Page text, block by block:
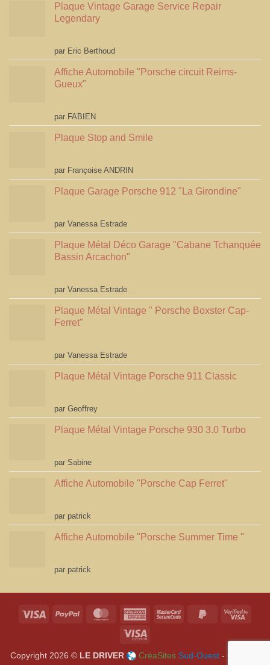
Plaque Vintage Garage Service Repair
Legendary
Note5sur 5
par Eric Berthoud
Affiche Automobile "Porsche circuit Reims-
Gueux"
Note5sur 5
par FABIEN
Plaque Stop and Smile
Note4
sur 5
par Françoise ANDRIN
Plaque Garage Porsche 912 "La Girondine"
Note5sur 5
par Vanessa Estrade
Plaque Métal Déco Garage "Cabane Tchanquée
Bassin Arcachon"
Note5sur 5
par Vanessa Estrade
Plaque Métal Vintage " Porsche Boxster Cap-
Ferret"
Note5sur 5
par Vanessa Estrade
Plaque Métal Vintage Porsche 911 Classic
Note5sur 5
par Geoffrey
Plaque Métal Vintage Porsche 930 3.0 Turbo
Note5sur 5
par Sabine
Affiche Automobile "Porsche Cap Ferret"
Note4
sur 5
par patrick
Affiche Automobile "Porsche Summer Time "
Note4
sur 5
par patrick
Visa PayPal MasterCardAmericanMasterCardPayPal
Visa
Visa
Copyright 2026 © LE DRIVER CréaSites Sud-Ouest - Création